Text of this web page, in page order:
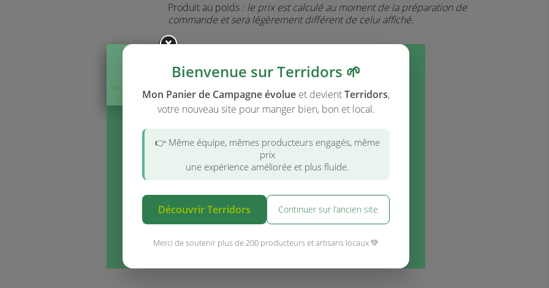
Produit au poids : le prix est calculé au moment de la préparation de
commande et sera légèrement différent de celui affiché.
Bienvenue sur Terridors 🌱
Mon Panier de Campagne évolue et devientTerridors,
votre nouveau site pour manger bien, bon et local.
👉 Même équipe, mêmes producteurs engagés, même
prix
une expérience améliorée et plus fluide.
Découvrir Terridors Continuer sur l’ancien site
Merci de soutenir plus de 200 producteurs et artisans locaux 💚
Ne plus afficher
ce message